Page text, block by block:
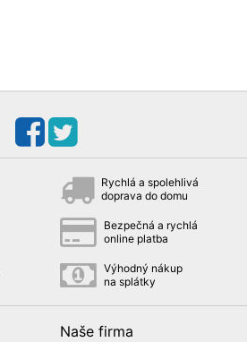
Rychlá a spolehlivá
doprava do domu
Bezpečná a rychlá
online platba
Výhodný nákup
na splátky
Naše firma